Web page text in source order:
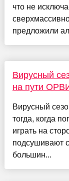
что не
предложили
Вирусный
на пути
Вирусный
тогда, когда
играть на
подсушивают
большин...